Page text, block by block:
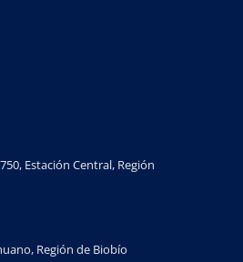
Estación Central, Región
Región de Biobío